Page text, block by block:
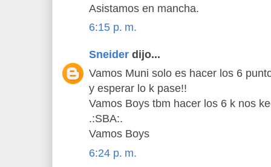
Asistamos en mancha.
6:15 p. m.
Sneider dijo...
Vamos Muni solo es hacer los 6
y esperar lo k pase!!
Vamos Boys tbm hacer los 6 k nos
.:SBA:.
Vamos Boys
6:24 p. m.